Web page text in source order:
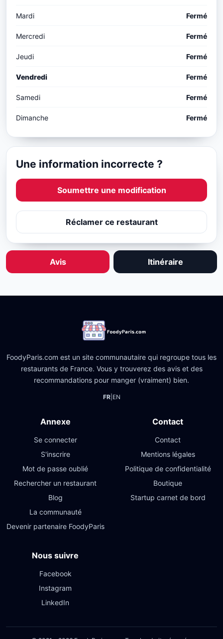
Mardi Fermé
Mercredi Fermé
Jeudi Fermé
Vendredi Fermé
Samedi Fermé
Dimanche Fermé
Une information incorrecte ?
Soumettre une modification
Réclamer ce restaurant
Avis Itinéraire
FoodyParis.com est un site communautaire qui regroupe tous les
restaurants de France. Vous y trouverez des avis et des
recommandations pour manger (vraiment) bien.
FR| EN
Annexe
Se connecter
S'inscrire
Mot de passe oublié
Rechercher un restaurant
Blog
La communauté
Devenir partenaire FoodyParis
Contact
Contact
Mentions légales
Politique de confidentialité
Boutique
Startup carnet de bord
Nous suivre
Facebook
Instagram
LinkedIn